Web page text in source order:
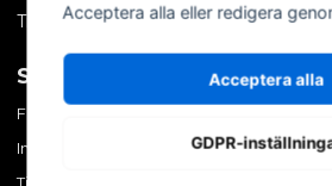
Tips & trix
SOCIALA MEDIER
Facebook
Instagram
Acceptera alla eller redigera
Acceptera alla
GDPR-